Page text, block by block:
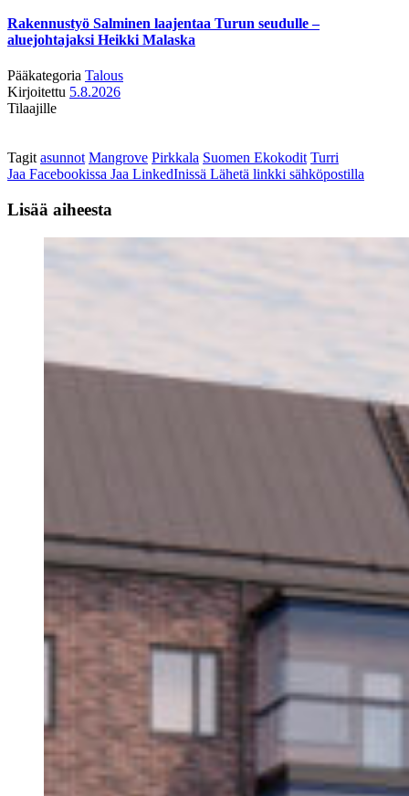
Rakennustyö Salminen laajentaa Turun seudulle –
aluejohtajaksi Heikki Malaska
Pääkategoria Talous
Kirjoitettu 5.8.2026
Tilaajille
Tagit asunnot Mangrove Pirkkala Suomen Ekokodit Turri
Jaa Facebookissa Jaa LinkedInissä Lähetä linkki sähköpostilla
Lisää aiheesta